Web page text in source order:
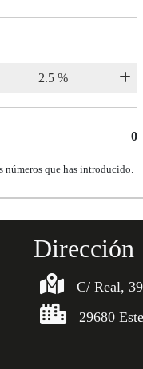
0
números que has introducido.
Dirección
C/ Real, 39
29680